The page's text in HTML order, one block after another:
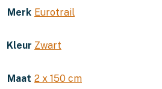
Merk Eurotrail
Kleur Zwart
Maat 2 x 150 cm